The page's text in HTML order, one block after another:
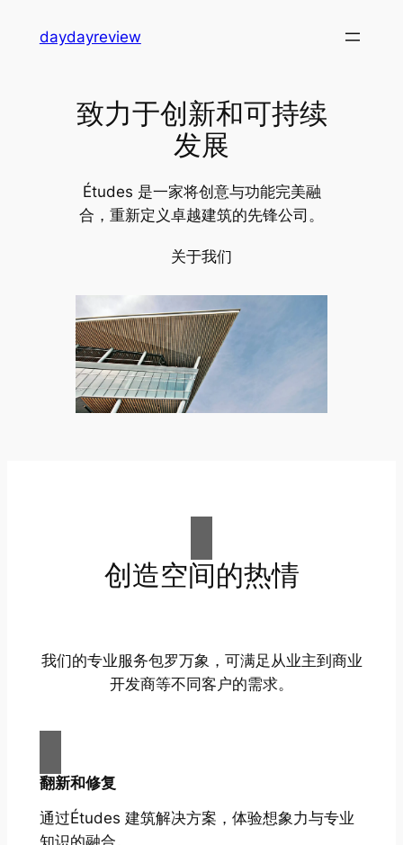
daydayreview
致力于创新和可持续
发展
Études 是一家将创意与功能完美融
合，重新定义卓越建筑的先锋公司。
关于我们
创造空间的热情
我们的专业服务包罗万象，可满足从业主到商业
开发商等不同客户的需求。
翻新和修复
通过Études 建筑解决方案，体验想象力与专业